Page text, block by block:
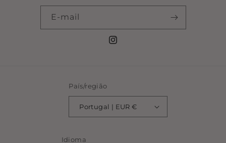
E-mail
Instagram
País/região
Portugal | EUR €
Idioma